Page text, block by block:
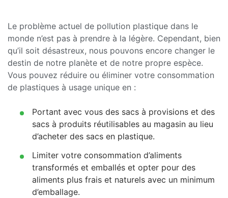
Le problème actuel de pollution plastique dans le
monde n’est pas à prendre à la légère. Cependant, bien
qu’il soit désastreux, nous pouvons encore changer le
destin de notre planète et de notre propre espèce.
Vous pouvez réduire ou éliminer votre consommation
de plastiques à usage unique en :
Portant avec vous des sacs à provisions et des
sacs à produits réutilisables au magasin au lieu
d’acheter des sacs en plastique.
Limiter votre consommation d’aliments
transformés et emballés et opter pour des
aliments plus frais et naturels avec un minimum
d’emballage.